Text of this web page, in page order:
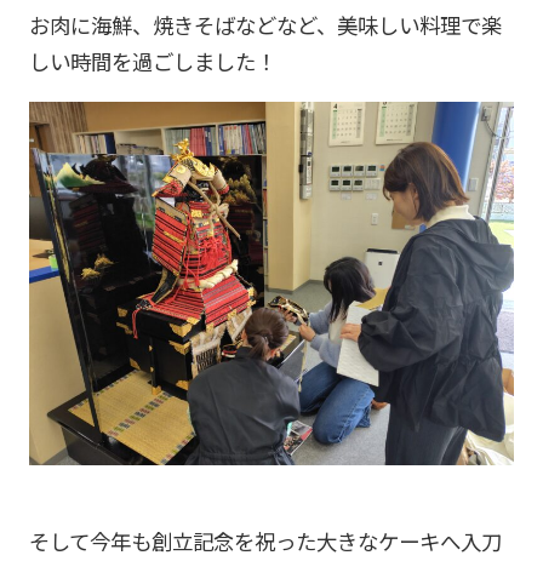
お肉に海鮮、焼きそばなどなど、美味しい料理で楽
しい時間を過ごしました！
そして今年も創立記念を祝った大きなケーキへ入刀